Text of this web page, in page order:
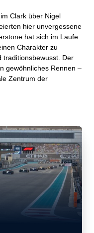
Clark über Nigel
hier unvergessene
hat sich im Laufe
Charakter zu
traditionsbewusst. Der
gewöhnliches Rennen –
Zentrum der